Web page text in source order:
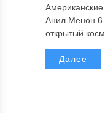
Анил Менон 6
открытый
Далее